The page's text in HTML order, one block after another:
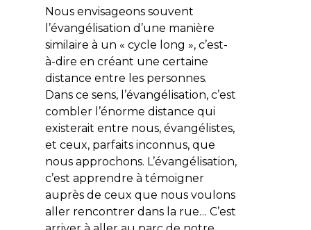
Nous envisageons souvent
l’évangélisation d’une manière
similaire à un « cycle long », c’est-
à-dire en créant une certaine
distance entre les personnes.
Dans ce sens, l’évangélisation, c’est
combler l’énorme distance qui
existerait entre nous, évangélistes,
et ceux, parfaits inconnus, que
nous approchons. L’évangélisation,
c’est apprendre à témoigner
auprès de ceux que nous voulons
aller rencontrer dans la rue… C’est